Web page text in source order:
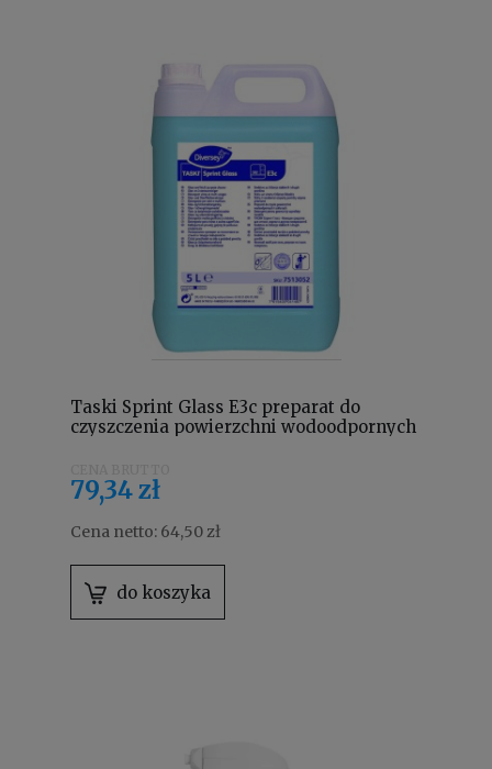
Taski Sprint Glass E3c preparat do
czyszczenia powierzchni wodoodpornych
79,34 zł
Cena netto: 64,50 zł
do koszyka